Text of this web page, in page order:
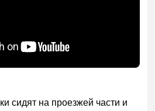
сидят на проезжей части и